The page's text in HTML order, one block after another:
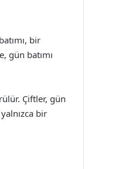
bir
gün batımı
Çiftler, gün
bir